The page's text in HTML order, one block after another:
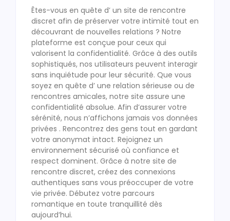
Êtes-vous en quête d’ un site de rencontre
discret afin de préserver votre intimité tout en
découvrant de nouvelles relations ? Notre
plateforme est conçue pour ceux qui
valorisent la confidentialité. Grâce à des outils
sophistiqués, nos utilisateurs peuvent interagir
sans inquiétude pour leur sécurité. Que vous
soyez en quête d’ une relation sérieuse ou de
rencontres amicales, notre site assure une
confidentialité absolue. Afin d’assurer votre
sérénité, nous n’affichons jamais vos données
privées . Rencontrez des gens tout en gardant
votre anonymat intact. Rejoignez un
environnement sécurisé où confiance et
respect dominent. Grâce à notre site de
rencontre discret, créez des connexions
authentiques sans vous préoccuper de votre
vie privée. Débutez votre parcours
romantique en toute tranquillité dès
aujourd’hui.